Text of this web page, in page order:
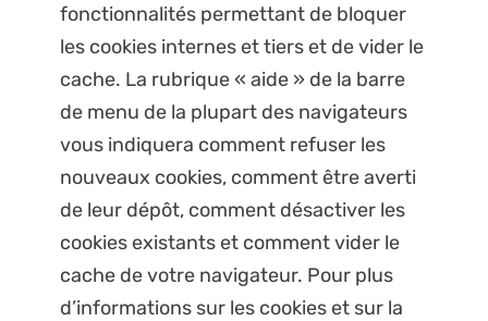
fonctionnalités permettant de bloquer
les cookies internes et tiers et de vider le
cache. La rubrique « aide » de la barre
de menu de la plupart des navigateurs
vous indiquera comment refuser les
nouveaux cookies, comment être averti
de leur dépôt, comment désactiver les
cookies existants et comment vider le
cache de votre navigateur. Pour plus
d’informations sur les cookies et sur la